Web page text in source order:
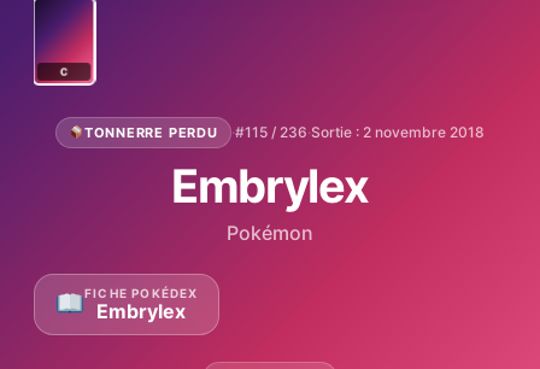
C
TONNERRE PERDU ·#115 / 236·Sortie : 2 novembre 2018
Embrylex
Pokémon
FICHE POKÉDEX
Embrylex